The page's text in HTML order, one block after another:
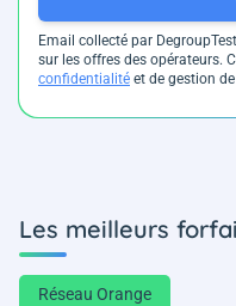
Email collecté par
sur les offres des opérateurs.
confidentialité et de gestion
Les meilleurs
Réseau Orange